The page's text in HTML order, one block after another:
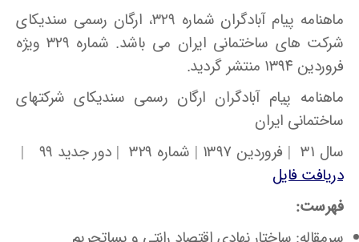
ماهنامه پیام آبادگران شماره ۳۲۹، ارگان رسمی سندیکای
شرکت های ساختمانی ایران می باشد. شماره ۳۲۹ ویژه
فروردین ۱۳۹۴ منتشر گردید.
ماهنامه پیام آبادگران ارگان رسمی سندیکای شرکتهای
ساختمانی ایران
سال ۳۱ | فروردین ۱۳۹۷ | شماره ۳۲۹ | دور جدید ۹۹ |
دریافت فایل
فهرست: